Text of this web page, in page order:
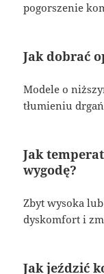
pogorszenie
Jak dobrać
Modele o
tłumieniu
Jak
wygodę?
Zbyt wysoka
dyskomfort i
Jak jeździć